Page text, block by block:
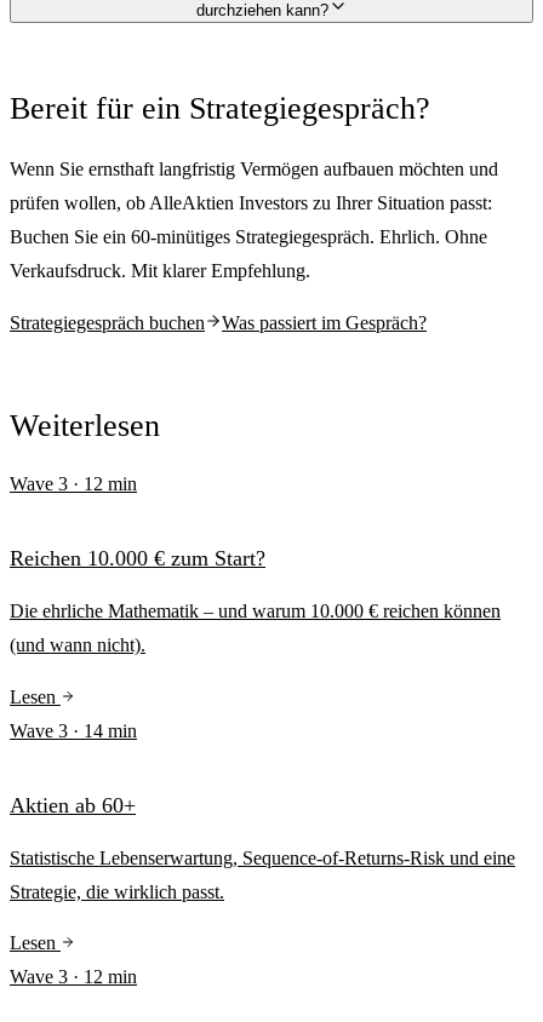
durchziehen kann?
Bereit für ein Strategiegespräch?
Wenn Sie ernsthaft langfristig Vermögen aufbauen möchten und
prüfen wollen, ob AlleAktien Investors zu Ihrer Situation passt:
Buchen Sie ein 60-minütiges Strategiegespräch. Ehrlich. Ohne
Verkaufsdruck. Mit klarer Empfehlung.
Strategiegespräch buchen Was passiert im Gespräch?
Weiterlesen
Wave 3 · 12 min
Reichen 10.000 € zum Start?
Die ehrliche Mathematik – und warum 10.000 € reichen können
(und wann nicht).
Lesen
Wave 3 · 14 min
Aktien ab 60+
Statistische Lebenserwartung, Sequence-of-Returns-Risk und eine
Strategie, die wirklich passt.
Lesen
Wave 3 · 12 min